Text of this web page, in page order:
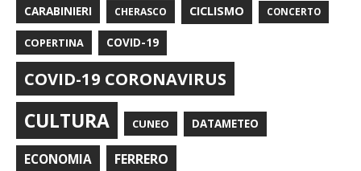
CARABINIERI CHERASCO CICLISMO CONCERTO
COPERTINA COVID-19
COVID-19 CORONAVIRUS
CULTURA CUNEO DATAMETEO
ECONOMIA FERRERO